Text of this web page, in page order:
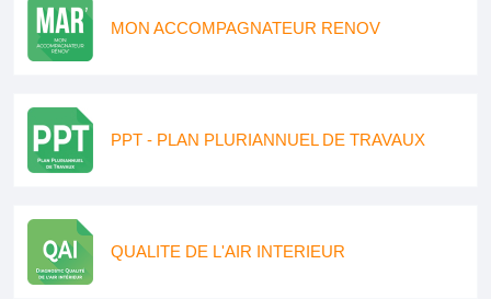
MON ACCOMPAGNATEUR RENOV
PPT - PLAN PLURIANNUEL DE TRAVAUX
QUALITE DE L'AIR INTERIEUR